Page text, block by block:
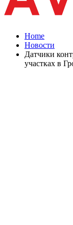
Home
Новости
Датчики
участках в